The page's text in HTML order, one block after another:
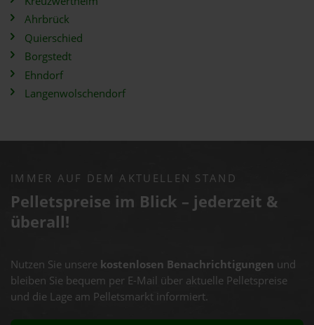
Ahrbrück
Quierschied
Borgstedt
Ehndorf
Langenwolschendorf
IMMER AUF DEM AKTUELLEN STAND
Pelletspreise im Blick – jederzeit &
überall!
Nutzen Sie unsere kostenlosen Benachrichtigungen und
bleiben Sie bequem per E-Mail über aktuelle Pelletspreise
und die Lage am Pelletsmarkt informiert.